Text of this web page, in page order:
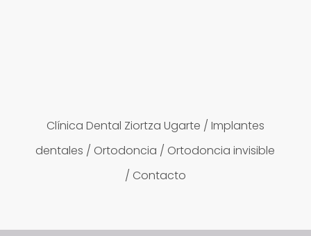
Clínica Dental Ziortza Ugarte / Implantes
dentales / Ortodoncia / Ortodoncia invisible
/ Contacto